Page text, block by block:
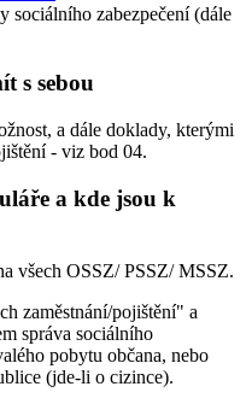
sociálního zabezpečení (dále
s sebou
a dále doklady, kterými
- viz bod 04.
a kde jsou k
všech OSSZ/ PSSZ/ MSSZ.
zaměstnání/pojištění" a
správa sociálního
pobytu občana, nebo
(jde-li o cizince).